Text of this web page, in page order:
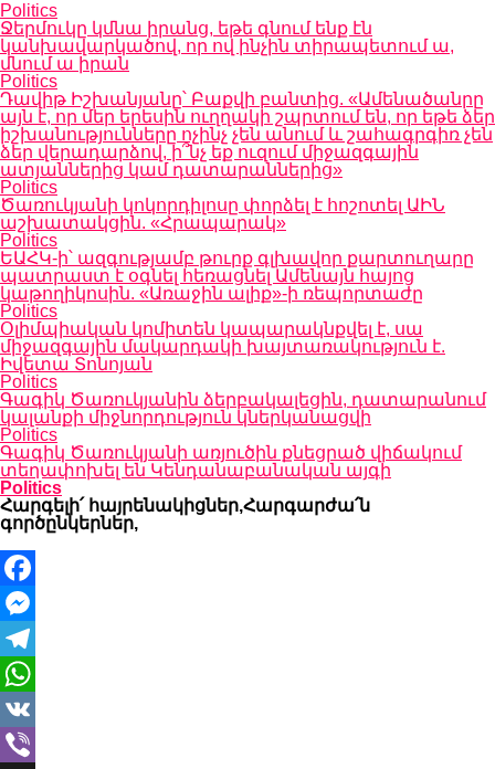
Politics
Ջերմուկը կմնա իրանց, եթե գնում ենք էն
կանխավարկածով, որ ով ինչին տիրապետում ա,
մնում ա իրան
Politics
Դավիթ Իշխանյանը՝ Բաքվի բանտից. «Ամենածանրը
այն է, որ մեր երեսին ուղղակի շպրտում են, որ եթե ձեր
իշխանությունները ոչինչ չեն անում և շահագրգիռ չեն
ձեր վերադարձով, ի՞նչ եք ուզում միջազգային
ատյաններից կամ դատարաններից»
Politics
Ծառուկյանի կոկորդիլոսը փորձել է հոշոտել ԱԻՆ
աշխատակցին. «Հրապարակ»
Politics
ԵԱՀԿ-ի՝ ազգությամբ թուրք գլխավոր քարտուղարը
պատրաստ է օգնել հեռացնել Ամենայն հայոց
կաթողիկոսին. «Առաջին ալիք»-ի ռեպորտաժը
Politics
Օլիմպիական կոմիտեն կապարակնքվել է, սա
միջազգային մակարդակի խայտառակություն է.
Իվետա Տոնոյան
Politics
Գագիկ Ծառուկյանին ձերբակալեցին, դատարանում
կալանքի միջնորդություն կներկանացվի
Politics
Գագիկ Ծառուկյանի առյուծին քնեցրած վիճակում
տեղափոխել են Կենդանաբանական այգի
Politics
Հարգելի՛ հայրենակիցներ,Հարգարժա՛ն
գործընկերներ,
Facebook
Messenger
Telegram
WhatsApp
VK